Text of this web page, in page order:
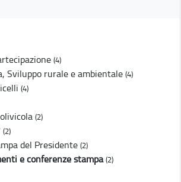
(4)
Sviluppo rurale e ambientale (4)
(4)
(2)
(2)
del Presidente (2)
e conferenze stampa (2)